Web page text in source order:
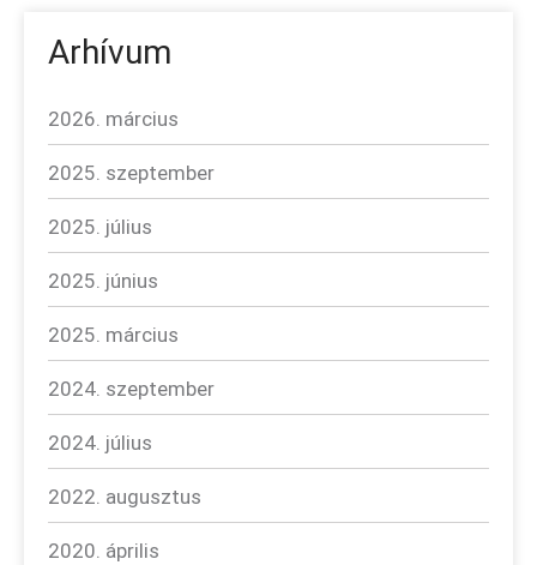
Arhívum
2026. március
2025. szeptember
2025. július
2025. június
2025. március
2024. szeptember
2024. július
2022. augusztus
2020. április